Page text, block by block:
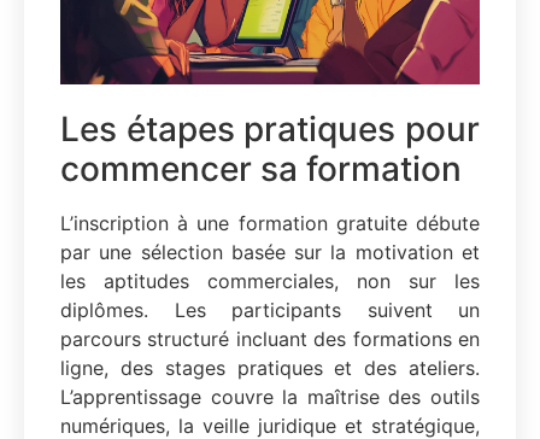
Les étapes pratiques pour
commencer sa formation
L’inscription à une formation gratuite débute
par une sélection basée sur la motivation et
les aptitudes commerciales, non sur les
diplômes. Les participants suivent un
parcours structuré incluant des formations en
ligne, des stages pratiques et des ateliers.
L’apprentissage couvre la maîtrise des outils
numériques, la veille juridique et stratégique,